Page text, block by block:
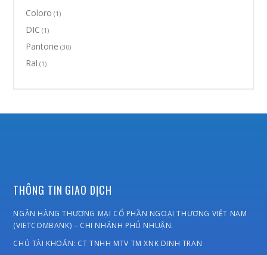
Coloro (1)
DIC (1)
Pantone (30)
Ral (1)
THÔNG TIN GIAO DỊCH
NGÂN HÀNG THƯƠNG MẠI CỔ PHẦN NGOẠI THƯƠNG VIỆT NAM
(VIETCOMBANK) – CHI NHÁNH PHÚ NHUẬN.
CHỦ TÀI KHOẢN: CT TNHH MTV TM XNK DINH TRAN